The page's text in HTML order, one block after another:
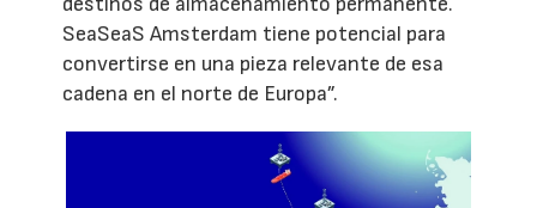
SeaSeaS Amsterdam tiene potencial para
convertirse en una pieza relevante de esa
cadena en el norte de Europa”.